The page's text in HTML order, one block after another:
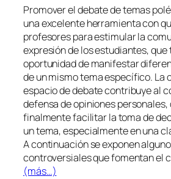
Promover el debate de temas
una excelente herramienta con
profesores para estimular la
expresión de los estudiantes, que
oportunidad de manifestar
de un mismo tema específico. La
espacio de debate contribuye al
defensa de opiniones personales,
finalmente facilitar la toma de
un tema, especialmente en una
A continuación se exponen
controversiales que fomentan el
(más…)